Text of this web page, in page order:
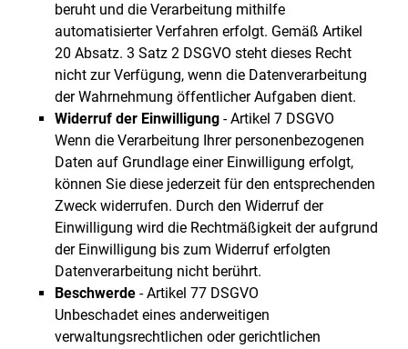
beruht und die Verarbeitung mithilfe
automatisierter Verfahren erfolgt. Gemäß Artikel
20 Absatz. 3 Satz 2 DSGVO steht dieses Recht
nicht zur Verfügung, wenn die Datenverarbeitung
der Wahrnehmung öffentlicher Aufgaben dient.
Widerruf der Einwilligung - Artikel 7 DSGVO
Wenn die Verarbeitung Ihrer personenbezogenen
Daten auf Grundlage einer Einwilligung erfolgt,
können Sie diese jederzeit für den entsprechenden
Zweck widerrufen. Durch den Widerruf der
Einwilligung wird die Rechtmäßigkeit der aufgrund
der Einwilligung bis zum Widerruf erfolgten
Datenverarbeitung nicht berührt.
Beschwerde - Artikel 77 DSGVO
Unbeschadet eines anderweitigen
verwaltungsrechtlichen oder gerichtlichen